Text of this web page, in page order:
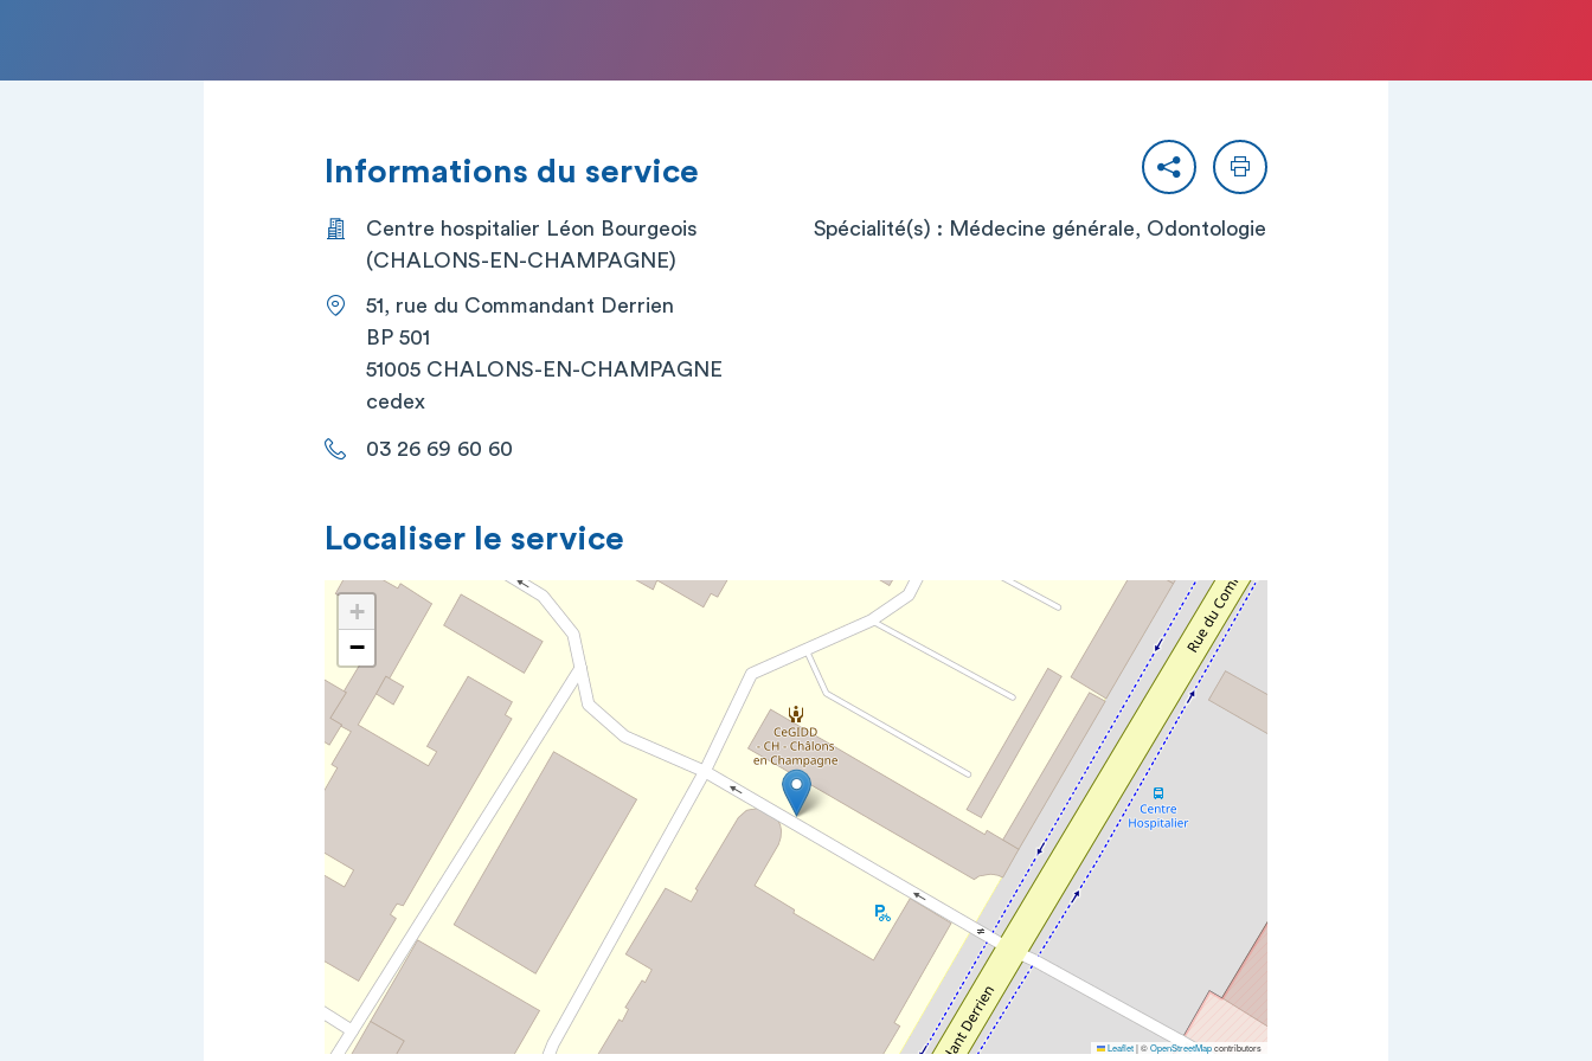
PartagerImprimer
Informations du service
Centre hospitalier Léon Bourgeois
(CHALONS-EN-CHAMPAGNE)
51, rue du Commandant Derrien
BP 501
51005 CHALONS-EN-CHAMPAGNE
cedex
03 26 69 60 60
Spécialité(s) : Médecine générale, Odontologie
Localiser le service
+
−
Leaflet|©OpenStreetMapcontributors